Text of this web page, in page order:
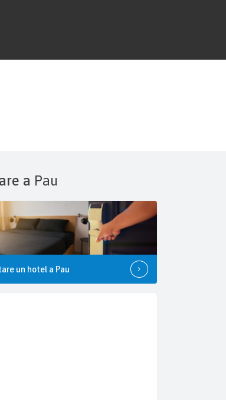
a Pau
un hotel a Pau